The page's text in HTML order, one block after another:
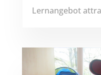
Lernangebot